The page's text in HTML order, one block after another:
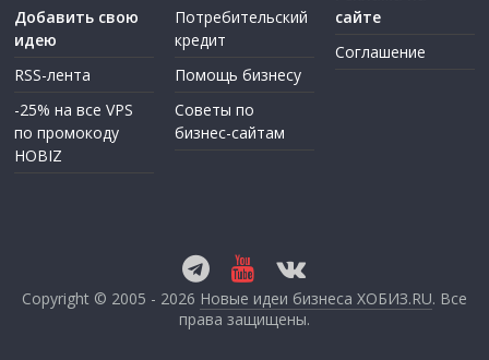
Добавить свою
идею
RSS-лента
-25% на все VPS
по промокоду
HOBIZ
Потребительский
кредит
Помощь бизнесу
Советы по
бизнес-сайтам
сайте
Соглашение
Copyright © 2005 - 2026 Новые идеи бизнеса ХОБИЗ.RU. Все
права защищены.